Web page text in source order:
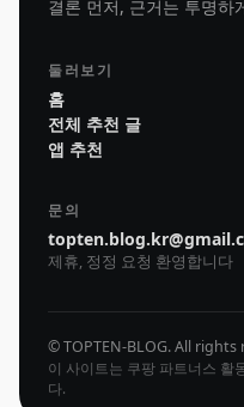
결론 먼저, 근거는 투명하
둘러보기
홈
전체 추천 글
앱 추천
문의
제휴, 정정 요청 환영합니다
© TOPTEN-BLOG. All rights
이 사이트는 쿠팡 파트너스 활
다.